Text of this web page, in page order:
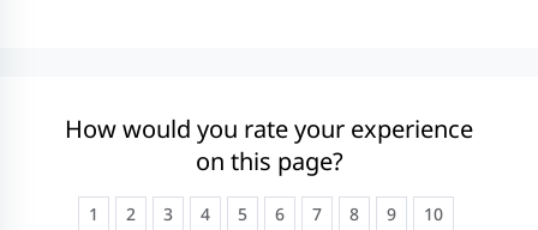
How would you rate your experience
on this page?
1 2 3 4 5 6 7 8 9 10